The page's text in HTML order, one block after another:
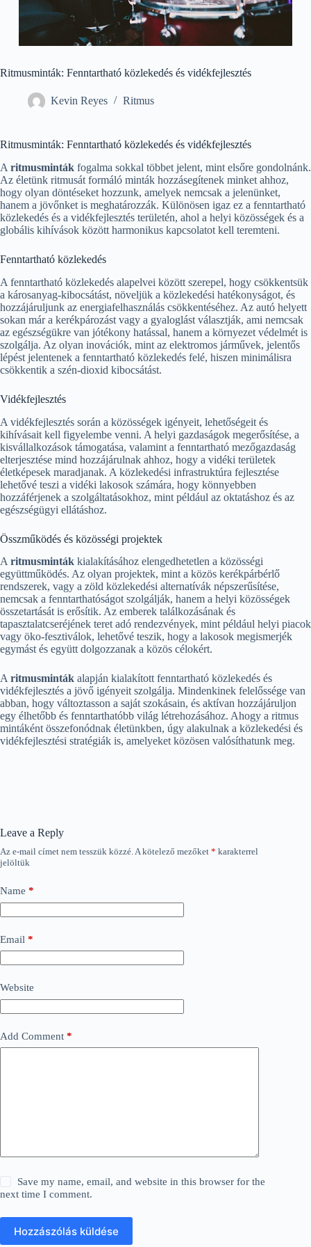
Ritmusminták: Fenntartható közlekedés és vidékfejlesztés
Kevin Reyes Ritmus
Ritmusminták: Fenntartható közlekedés és vidékfejlesztés
A ritmusminták fogalma sokkal többet jelent, mint elsőre gondolnánk.
Az életünk ritmusát formáló minták hozzásegítenek minket ahhoz,
hogy olyan döntéseket hozzunk, amelyek nemcsak a jelenünket,
hanem a jövőnket is meghatározzák. Különösen igaz ez a fenntartható
közlekedés és a vidékfejlesztés területén, ahol a helyi közösségek és a
globális kihívások között harmonikus kapcsolatot kell teremteni.
Fenntartható közlekedés
A fenntartható közlekedés alapelvei között szerepel, hogy csökkentsük
a károsanyag-kibocsátást, növeljük a közlekedési hatékonyságot, és
hozzájáruljunk az energiafelhasználás csökkentéséhez. Az autó helyett
sokan már a kerékpározást vagy a gyaloglást választják, ami nemcsak
az egészségükre van jótékony hatással, hanem a környezet védelmét is
szolgálja. Az olyan inovációk, mint az elektromos járművek, jelentős
lépést jelentenek a fenntartható közlekedés felé, hiszen minimálisra
csökkentik a szén-dioxid kibocsátást.
Vidékfejlesztés
A vidékfejlesztés során a közösségek igényeit, lehetőségeit és
kihívásait kell figyelembe venni. A helyi gazdaságok megerősítése, a
kisvállalkozások támogatása, valamint a fenntartható mezőgazdaság
elterjesztése mind hozzájárulnak ahhoz, hogy a vidéki területek
életképesek maradjanak. A közlekedési infrastruktúra fejlesztése
lehetővé teszi a vidéki lakosok számára, hogy könnyebben
hozzáférjenek a szolgáltatásokhoz, mint például az oktatáshoz és az
egészségügyi ellátáshoz.
Összműködés és közösségi projektek
Aritmusminták kialakításához elengedhetetlen a közösségi
együttműködés. Az olyan projektek, mint a közös kerékpárbérlő
rendszerek, vagy a zöld közlekedési alternatívák népszerűsítése,
nemcsak a fenntarthatóságot szolgálják, hanem a helyi közösségek
összetartását is erősítik. Az emberek találkozásának és
tapasztalatcseréjének teret adó rendezvények, mint például helyi piacok
vagy öko-fesztiválok, lehetővé teszik, hogy a lakosok megismerjék
egymást és együtt dolgozzanak a közös célokért.
Aritmusminták alapján kialakított fenntartható közlekedés és
vidékfejlesztés a jövő igényeit szolgálja. Mindenkinek felelőssége van
abban, hogy változtasson a saját szokásain, és aktívan hozzájáruljon
egy élhetőbb és fenntarthatóbb világ létrehozásához. Ahogy a ritmus
mintáként összefonódnak életünkben, úgy alakulnak a közlekedési és
vidékfejlesztési stratégiák is, amelyeket közösen valósíthatunk meg.
Leave a Reply
Az e-mail címet nem tesszük közzé.A kötelező mezőket * karakterrel
jelöltük
Name *
Email *
Website
Add Comment *
Save my name, email, and website in this browser for the
next time I comment.
Hozzászólás küldése